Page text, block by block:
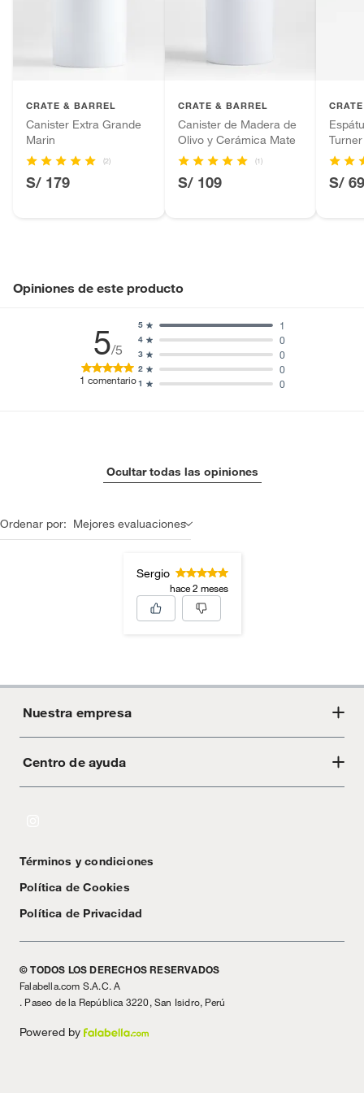
Plantas.
Baterías de auto.
Motocicletas y bicicletas motorizadas.
CRATE & BARREL
Canister Extra Grande
Marin
(2)
S/ 179
CRATE & BARREL
Canister de Madera de
Olivo y Cerámica Mate
(1)
S/ 109
Turner
S/
Opiniones de este producto
5/5
1 comentario1 0
2 0
3 0
4 0
5 1
Ocultar todas las opiniones
Ordenar por: Mejores evaluaciones
Sergio
hace 2 meses
Nuestra empresa
Acerca de Crate
Centro de ayuda
Textos Legales
Términos y condiciones
Política de Cookies
Política de Privacidad
© TODOS LOS DERECHOS RESERVADOS
Falabella.com S.A.C. A
. Paseo de la República 3220, San Isidro, Perú
Powered by